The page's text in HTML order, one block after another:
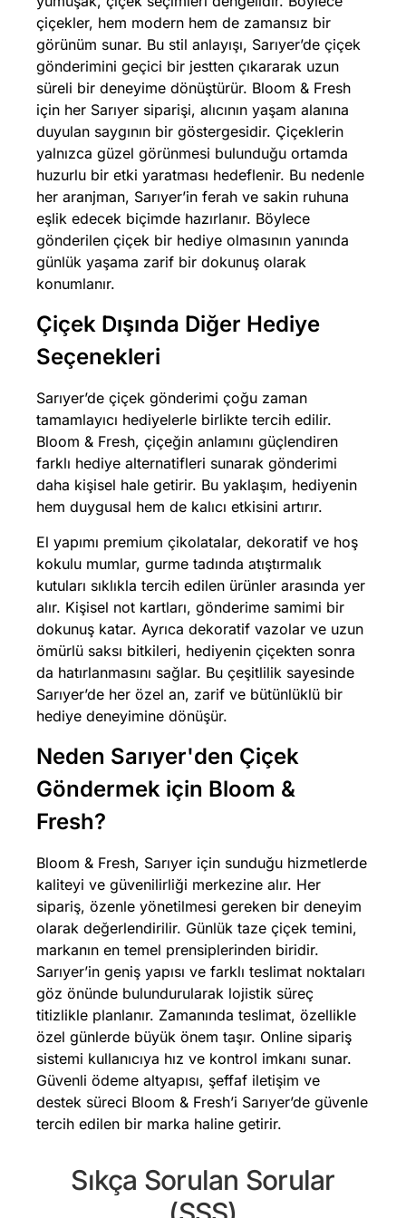
çiçekler, hem modern hem de zamansız bir
görünüm sunar. Bu stil anlayışı, Sarıyer’de çiçek
gönderimini geçici bir jestten çıkararak uzun
süreli bir deneyime dönüştürür. Bloom & Fresh
için her Sarıyer siparişi, alıcının yaşam alanına
duyulan saygının bir göstergesidir. Çiçeklerin
yalnızca güzel görünmesi bulunduğu ortamda
huzurlu bir etki yaratması hedeflenir. Bu nedenle
her aranjman, Sarıyer’in ferah ve sakin ruhuna
eşlik edecek biçimde hazırlanır. Böylece
gönderilen çiçek bir hediye olmasının yanında
günlük yaşama zarif bir dokunuş olarak
konumlanır.
Çiçek Dışında Diğer Hediye
Seçenekleri
Sarıyer’de çiçek gönderimi çoğu zaman
tamamlayıcı hediyelerle birlikte tercih edilir.
Bloom & Fresh, çiçeğin anlamını güçlendiren
farklı hediye alternatifleri sunarak gönderimi
daha kişisel hale getirir. Bu yaklaşım, hediyenin
hem duygusal hem de kalıcı etkisini artırır.
El yapımı premium çikolatalar, dekoratif ve hoş
kokulu mumlar, gurme tadında atıştırmalık
kutuları sıklıkla tercih edilen ürünler arasında yer
alır. Kişisel not kartları, gönderime samimi bir
dokunuş katar. Ayrıca dekoratif vazolar ve uzun
ömürlü saksı bitkileri, hediyenin çiçekten sonra
da hatırlanmasını sağlar. Bu çeşitlilik sayesinde
Sarıyer’de her özel an, zarif ve bütünlüklü bir
hediye deneyimine dönüşür.
Neden Sarıyer'den Çiçek
Göndermek için Bloom &
Fresh?
​​Bloom & Fresh, Sarıyer için sunduğu hizmetlerde
kaliteyi ve güvenilirliği merkezine alır. Her
sipariş, özenle yönetilmesi gereken bir deneyim
olarak değerlendirilir. Günlük taze çiçek temini,
markanın en temel prensiplerinden biridir.
Sarıyer’in geniş yapısı ve farklı teslimat noktaları
göz önünde bulundurularak lojistik süreç
titizlikle planlanır. Zamanında teslimat, özellikle
özel günlerde büyük önem taşır. Online sipariş
sistemi kullanıcıya hız ve kontrol imkanı sunar.
Güvenli ödeme altyapısı, şeffaf iletişim ve
destek süreci Bloom & Fresh’i Sarıyer’de güvenle
tercih edilen bir marka haline getirir.
Sıkça Sorulan Sorular